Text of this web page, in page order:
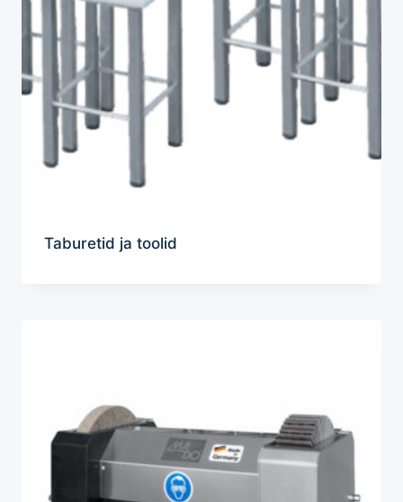
Taburetid ja toolid